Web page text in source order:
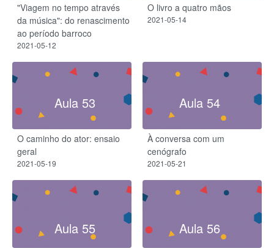
"Viagem no tempo através
da música": do renascimento
ao período barroco
2021-05-12
O livro a quatro mãos
2021-05-14
Aula 53
O caminho do ator: ensaio
geral
2021-05-19
Aula 54
À conversa com um
cenógrafo
2021-05-21
Aula 55 Aula 56